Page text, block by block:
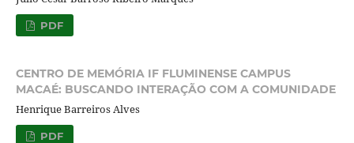
PDF
CENTRO DE MEMÓRIA IF FLUMINENSE CAMPUS
MACAÉ: BUSCANDO INTERAÇÃO COM A COMUNIDADE
Henrique Barreiros Alves
PDF